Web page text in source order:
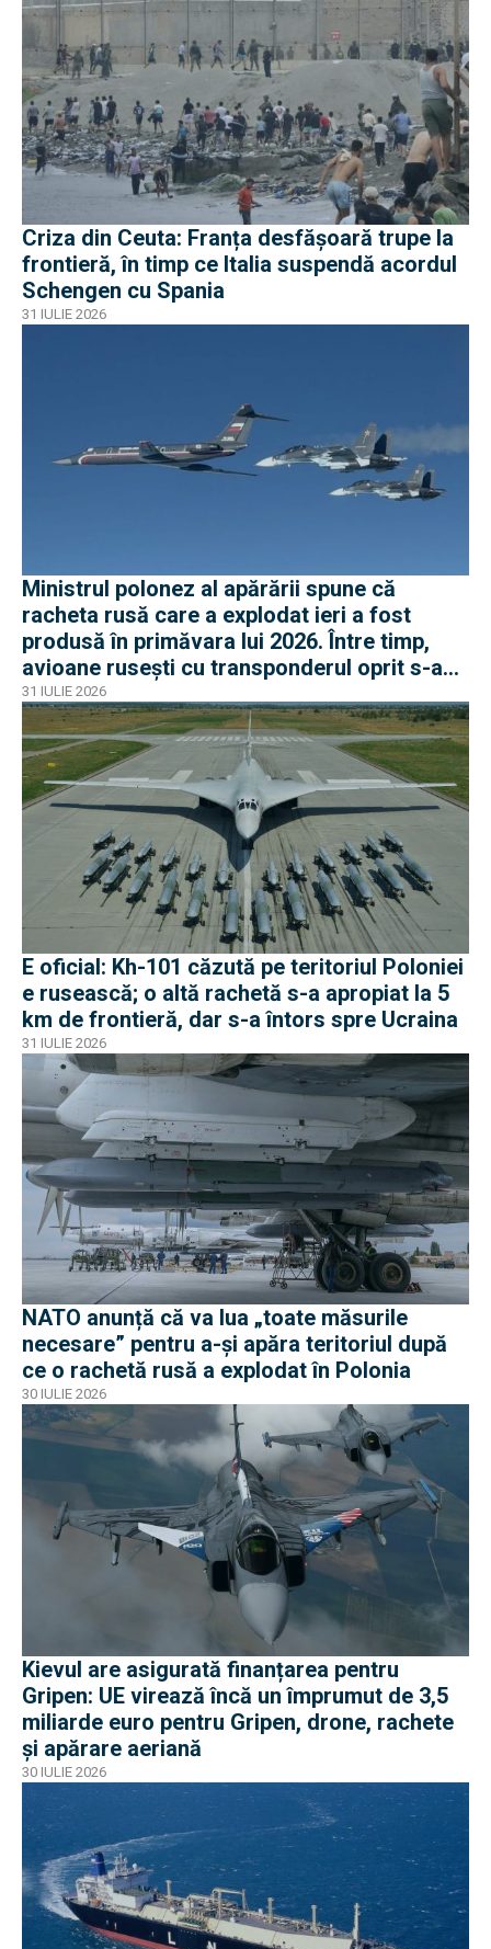
Criza din Ceuta: Franța desfășoară trupe la
frontieră, în timp ce Italia suspendă acordul
Schengen cu Spania
31 IULIE 2026
Ministrul polonez al apărării spune că
racheta rusă care a explodat ieri a fost
produsă în primăvara lui 2026. Între timp,
avioane rusești cu transponderul oprit s-au
apropiat de frontiera Poloniei
31 IULIE 2026
E oficial: Kh-101 căzută pe teritoriul Poloniei
e rusească; o altă rachetă s-a apropiat la 5
km de frontieră, dar s-a întors spre Ucraina
31 IULIE 2026
NATO anunță că va lua „toate măsurile
necesare” pentru a-și apăra teritoriul după
ce o rachetă rusă a explodat în Polonia
30 IULIE 2026
Kievul are asigurată finanțarea pentru
Gripen: UE virează încă un împrumut de 3,5
miliarde euro pentru Gripen, drone, rachete
și apărare aeriană
30 IULIE 2026